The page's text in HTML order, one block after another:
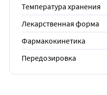
Температура хранения
Лекарственная форма
Фармакокинетика
Передозировка